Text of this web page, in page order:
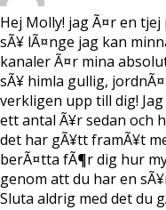
Hej Molly! jag Ã¤r en
sÃ¥ lÃ¤nge jag kan
kanaler Ã¤r mina
sÃ¥ himla gullig,
verkligen upp till dig!
ett antal Ã¥r sedan och
det har gÃ¥tt framÃ¥t
berÃ¤tta fÃ¶r dig hur
genom att du har en
Sluta aldrig med det du